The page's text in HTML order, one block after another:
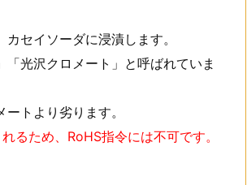
セイソーダに浸漬します。
「光沢クロメート」と呼ばれていま
トより劣ります。
るため、RoHS指令には不可です。